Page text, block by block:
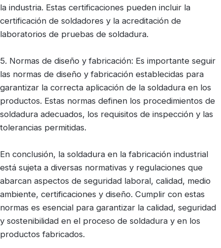
la industria. Estas certificaciones pueden incluir la
certificación de soldadores y la acreditación de
laboratorios de pruebas de soldadura.
5. Normas de diseño y fabricación: Es importante seguir
las normas de diseño y fabricación establecidas para
garantizar la correcta aplicación de la soldadura en los
productos. Estas normas definen los procedimientos de
soldadura adecuados, los requisitos de inspección y las
tolerancias permitidas.
En conclusión, la soldadura en la fabricación industrial
está sujeta a diversas normativas y regulaciones que
abarcan aspectos de seguridad laboral, calidad, medio
ambiente, certificaciones y diseño. Cumplir con estas
normas es esencial para garantizar la calidad, seguridad
y sostenibilidad en el proceso de soldadura y en los
productos fabricados.